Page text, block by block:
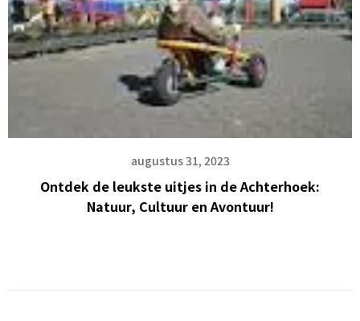
augustus 31, 2023
Ontdek de leukste uitjes in de Achterhoek:
Natuur, Cultuur en Avontuur!